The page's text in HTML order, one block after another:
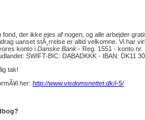
der ikke ejes af nogen, og alle arbejder
uanset stÃ¸rrelse er altid velkomne. Vi har
konto i Danske Bank - Reg. 1551 - konto nr.
SWIFT-BIC: DABADKKK - IBAN: DK11
tak!
her: http://www.visdomsnettet.dk/i-5/